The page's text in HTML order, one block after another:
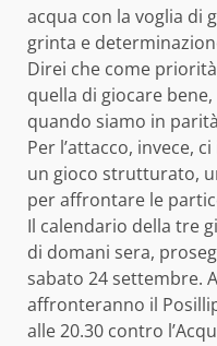
acqua con la voglia di
grinta e
Direi che come
quella di giocare
quando siamo in
Per l’attacco, invece,
un gioco strutturato,
per affrontare le
Il calendario della tre
di domani sera,
sabato 24 settembre.
affronteranno il
alle 20.30 contro